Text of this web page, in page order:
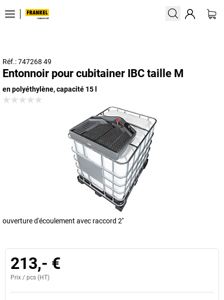
Réf.: 747268 49
Entonnoir pour cubitainer IBC taille M
en polyéthylène, capacité 15 l
ouverture d'écoulement avec raccord 2''
213,- €
Prix / pcs (HT)